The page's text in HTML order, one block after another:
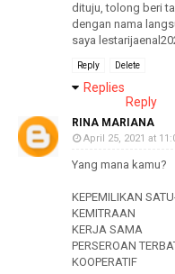
dituju, tolong beri
dengan nama
saya
Reply Delete
Replies
Reply
RINA MARIANA
April 25, 2021 at
Yang mana kamu?
KEPEMILIKAN
KEMITRAAN
KERJA SAMA
PERSEROAN
KOOPERATIF